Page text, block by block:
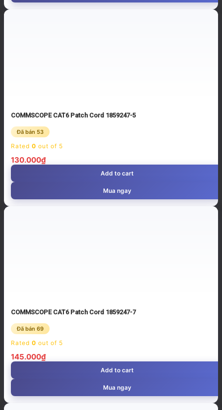
COMMSCOPE CAT6 Patch Cord 1859247-5
Đã bán 53
Rated 0 out of 5
130.000₫
Add to cart
Mua ngay
COMMSCOPE CAT6 Patch Cord 1859247-7
Đã bán 69
Rated 0 out of 5
145.000₫
Add to cart
Mua ngay